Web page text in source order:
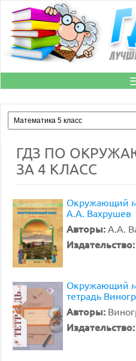
ГДЗ ПО
ЗА 4 КЛАСС
Окружающий
А.А. Вахрушев
Авторы: А.А.
Издательство:
Окружающий
тетрадь
Авторы:
Издательство: